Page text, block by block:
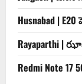
Husnabad |
Rayaparthi |
Redmi Note